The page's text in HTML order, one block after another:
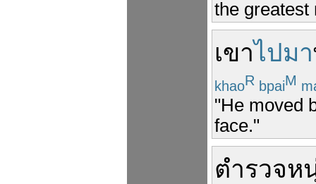
the greatest
เขาไปมา
khaoR bpaiM
"He moved
face."
ตำรวจห